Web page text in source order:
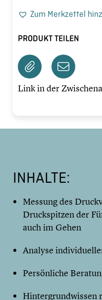
Zum Merkzettel
PRODUKT TEILEN
Link in der
INHALTE:
Messung des
Druckspitzen der
auch im Gehen
Analyse
Persönliche
Hintergrundwissen